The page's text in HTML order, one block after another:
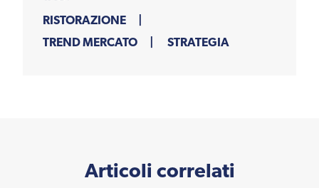
RISTORAZIONE
TREND MERCATO
STRATEGIA
Articoli correlati